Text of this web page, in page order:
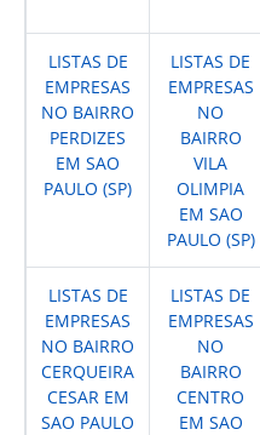
LISTAS DE
EMPRESAS
NO BAIRRO
PERDIZES
EM SAO
PAULO (SP)
LISTAS DE
EMPRESAS
NO
BAIRRO
VILA
OLIMPIA
EM SAO
PAULO (SP)
LISTAS DE
EMPRESAS
NO BAIRRO
CERQUEIRA
CESAR EM
SAO PAULO
LISTAS DE
EMPRESAS
NO
BAIRRO
CENTRO
EM SAO